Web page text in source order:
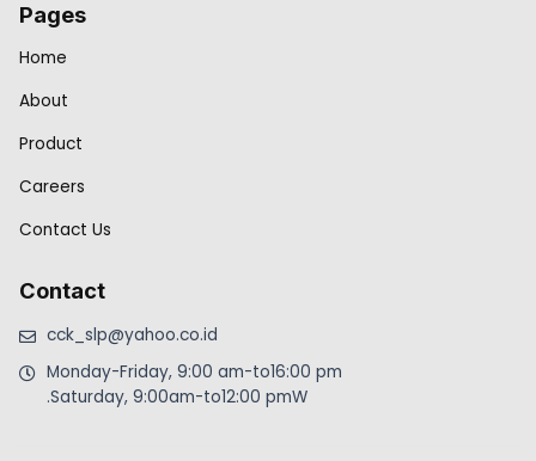
Pages
Home
About
Product
Careers
Contact Us
Contact
cck_slp@yahoo.co.id
Monday-Friday, 9:00 am-to16:00 pm
.Saturday, 9:00am-to12:00 pmW